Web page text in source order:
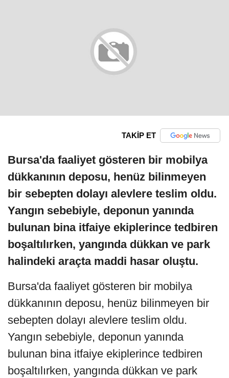
TAKİP ET
Bursa'da faaliyet gösteren bir mobilya
dükkanının deposu, henüz bilinmeyen
bir sebepten dolayı alevlere teslim oldu.
Yangın sebebiyle, deponun yanında
bulunan bina itfaiye ekiplerince tedbiren
boşaltılırken, yangında dükkan ve park
halindeki araçta maddi hasar oluştu.
Bursa'da faaliyet gösteren bir mobilya
dükkanının deposu, henüz bilinmeyen bir
sebepten dolayı alevlere teslim oldu.
Yangın sebebiyle, deponun yanında
bulunan bina itfaiye ekiplerince tedbiren
boşaltılırken, yangında dükkan ve park